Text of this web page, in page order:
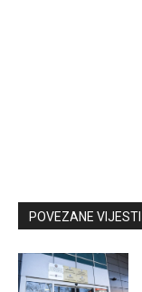
POVEZANE VIJESTI